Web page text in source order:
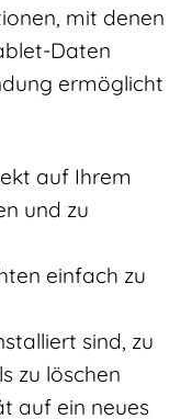
mit denen
Daten
ermöglicht
auf Ihrem
und zu
einfach zu
sind, zu
zu löschen
auf ein neues